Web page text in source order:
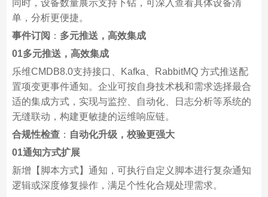
同时，设备数量展示支持下钻，可深入查看具体设备清
单，分析更便捷。
事件订阅 ： 多元推送，高效集成
01多元推送，高效集成
乐维CMDB8.0支持接口、Kafka、RabbitMQ 方式推送配
置项变更事件通知。企业可按自身技术栈和需求选择最合
适的集成方式，实现与监控、自动化、日志分析等系统的
无缝联动，构建更敏捷的运维响应链。
合规性检查： 自动化升级，校验更强大
01通知方式扩展
新增【脚本方式】通知，可执行自定义脚本进行复杂通知
逻辑或深度修复操作，满足个性化合规处理需求。